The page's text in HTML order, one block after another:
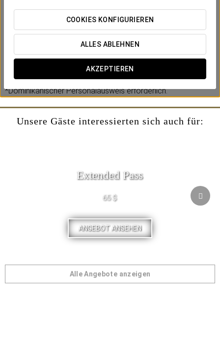
COOKIES KONFIGURIEREN
ALLES ABLEHNEN
AKZEPTIEREN
Nutzen Sie Ihren Aufenthalt in der Dominikanischen Republik
optimal. Erhalten Sie 15 % Rabatt im Eurostars Grand
Cayacoa mit dem Code:ANSÄSSIGE. Wir sind die perfekte
Wir freuen uns auf Ihren Besuch im Eurostars Grand Cayacoa!
*Dominikanischer Personalausweis erforderlich.
Unsere Gäste interessierten sich auch für:
Extended Pass
65 $
ANGEBOT ANSEHEN
Alle Angebote anzeigen